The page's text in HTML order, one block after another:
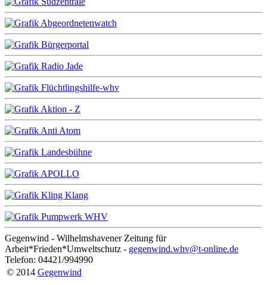
Gegenwind - Wilhelmshavener Zeitung für
Arbeit*Frieden*Umweltschutz - gegenwind.whv@t-online.de
Telefon: 04421/994990
© 2014 Gegenwind